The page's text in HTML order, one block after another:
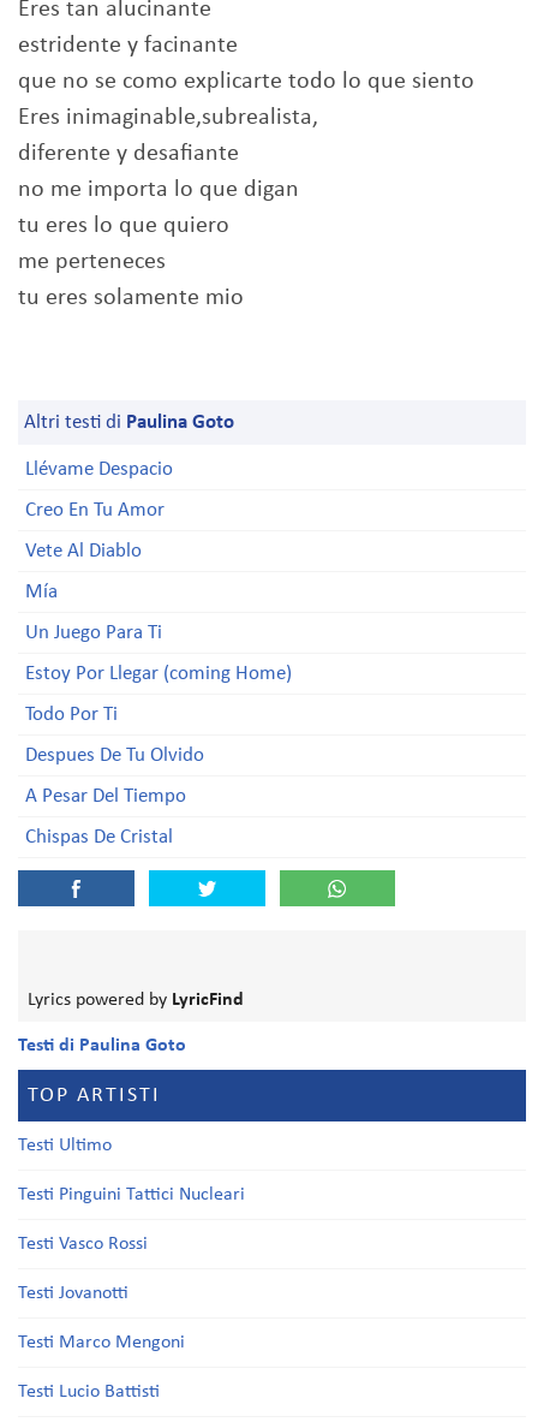
Eres tan alucinante
estridente y facinante
que no se como explicarte todo lo que siento
Eres inimaginable,subrealista,
diferente y desafiante
no me importa lo que digan
tu eres lo que quiero
me perteneces
tu eres solamente mio
Altri testi di Paulina Goto
Llévame Despacio
Creo En Tu Amor
Vete Al Diablo
Mía
Un Juego Para Ti
Estoy Por Llegar (coming Home)
Todo Por Ti
Despues De Tu Olvido
A Pesar Del Tiempo
Chispas De Cristal
Lyrics powered by LyricFind
Testi di Paulina Goto
TOP ARTISTI
Testi Ultimo
Testi Pinguini Tattici Nucleari
Testi Vasco Rossi
Testi Jovanotti
Testi Marco Mengoni
Testi Lucio Battisti